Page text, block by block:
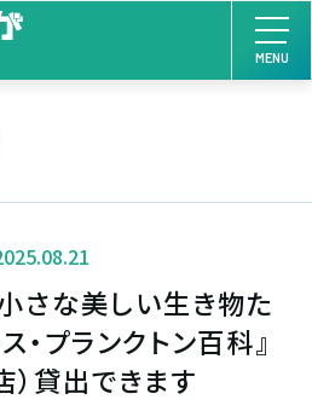
MENU
さな美しい生き物た
プランクトン百科』
）貸出できます